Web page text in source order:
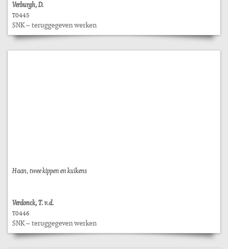
Verburgh, D.
T0445
SNK – teruggegeven werken
Haan, twee kippen en kuikens
Verdonck, T. v.d.
T0446
SNK – teruggegeven werken